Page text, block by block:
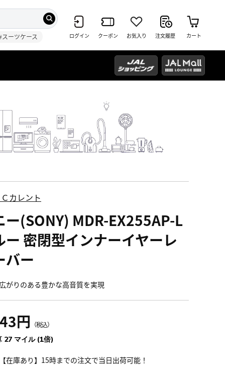
スーツケース ログイン クーポン お気入り 注文履歴 カート
カレント
ー(SONY) MDR-EX255AP-L
ー 密閉型インナーイヤーレ
バー
がりのある豊かな高音質を実現
円 （税込）
27 マイル (1倍)
在庫あり】15時までの注文で当日出荷可能！